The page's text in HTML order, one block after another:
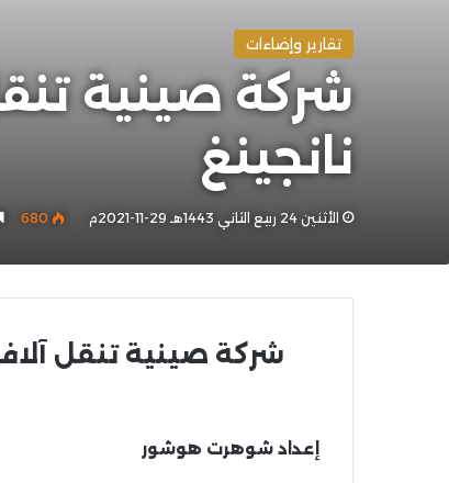
تقارير وإضاءات
شركة صينية
نانجينغ
الأثنين 24 ربيع الثاني 1443هـ 29-11-2021م 680
شركة صينية تنقل
إعداد شوهرت هوشور